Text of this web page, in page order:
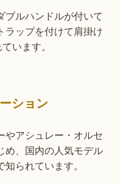
ブルハンドルが付いて
ラップを付けて肩掛け
います。
ション
やアシュレー・オルセ
め、国内の人気モデル
られています。